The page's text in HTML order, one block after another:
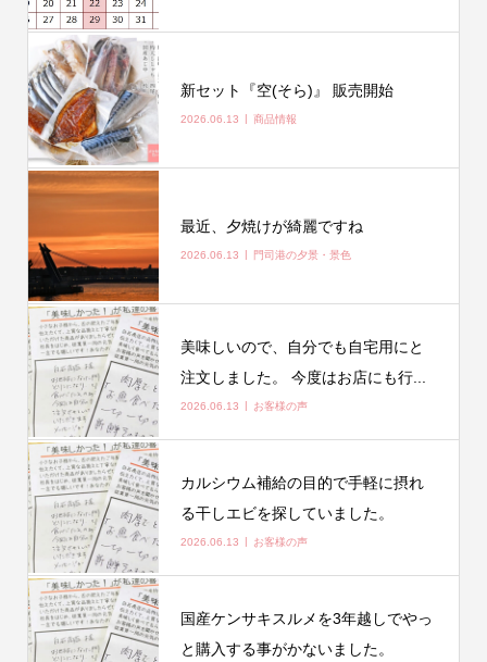
新セット『空(そら)』 販売開始
2026.06.13 商品情報
最近、夕焼けが綺麗ですね
2026.06.13 門司港の夕景・景色
美味しいので、自分でも自宅用にと
注文しました。 今度はお店にも行...
2026.06.13 お客様の声
カルシウム補給の目的で手軽に摂れ
る干しエビを探していました。
2026.06.13 お客様の声
国産ケンサキスルメを3年越しでやっ
と購入する事がかないました。